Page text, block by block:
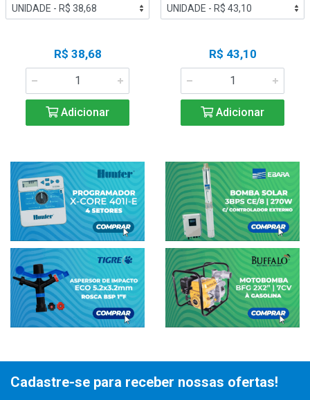
R$ 38,68
Adicionar
R$ 43,10
Adicionar
Cadastre-se para receber nossas ofertas!